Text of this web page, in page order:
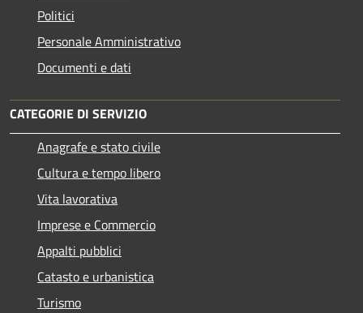
Politici
Personale Amministrativo
Documenti e dati
CATEGORIE DI SERVIZIO
Anagrafe e stato civile
Cultura e tempo libero
Vita lavorativa
Imprese e Commercio
Appalti pubblici
Catasto e urbanistica
Turismo